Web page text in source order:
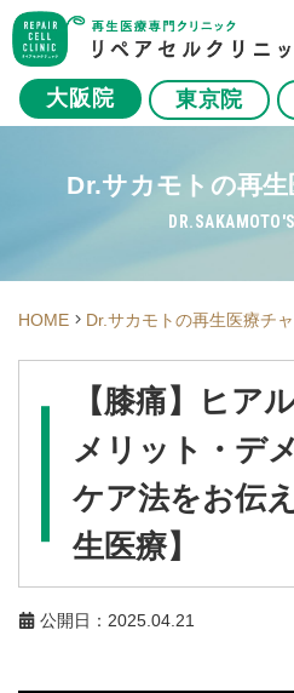
大阪院 東京院
Dr.サカモトの再
HOME Dr.サカモトの再生医療チ
【膝痛】ヒア
メリット・デ
ケア法をお伝
生医療】
公開日：2025.04.21